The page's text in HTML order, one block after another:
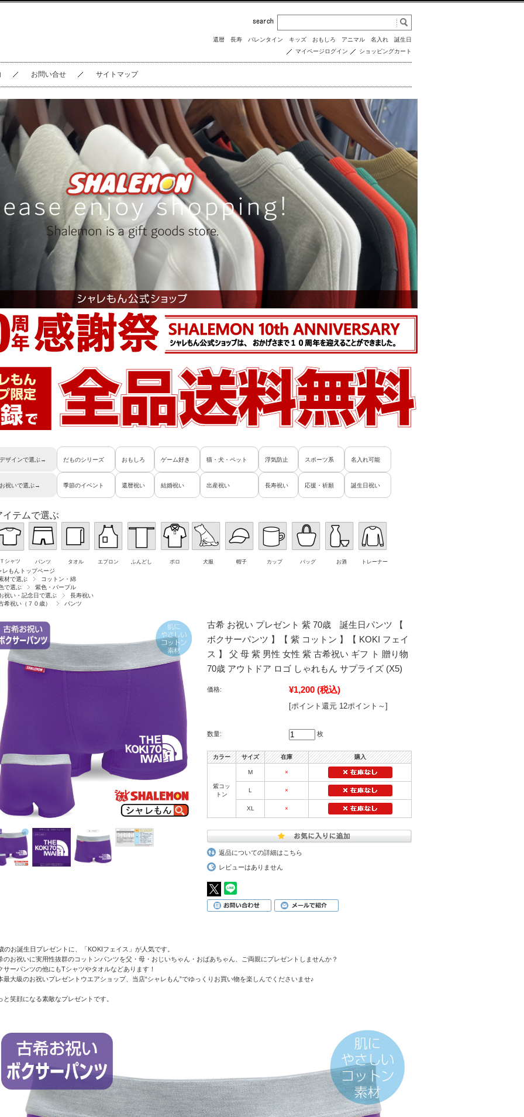
還暦 長寿 バレンタイン キッズ おもしろ アニマル 名入れ
誕生日
マイページログイン
ショッピングカート
お問い合せ サイトマップ
デザインで選ぶ→ だものシリーズ おもしろ ゲーム好き 猫・犬・ペット 浮気防止 スポーツ系 名入れ可能
お祝いで選ぶ→ 季節のイベント 還暦祝い 結婚祝い 出産祝い 長寿祝い 応援・祈願 誕生日祝い
イテムで選ぶ
Ｔシャツ パンツ タオル エプロン ふんどし ポロ 犬服 帽子 カップ バッグ お酒 トレーナー
レもんトップページ
材で選ぶ
コットン・綿
で選ぶ
紫色・パープル
祝い・記念日で選ぶ
長寿祝い
希祝い（７０歳）
パンツ
古希 お祝い プレゼント 紫 70歳 誕生日パンツ 【
ボクサーパンツ 】【 紫 コットン 】【 KOKI フェイ
ス 】 父 母 紫 男性 女性 紫 古希祝い ギフ ト 贈り物
70歳 アウトドア ロゴ しゃれもん サプライズ (X5)
価格: ¥1,200 (税込)
[ポイント還元 12ポイント～]
数量: 枚
カラー サイズ 在庫 購入
紫コッ
トン
M ×
L ×
XL ×
返品についての詳細はこちら
レビューはありません
のお誕生日プレゼントに、「KOKIフェイス」が人気です。
のお祝いに実用性抜群のコットンパンツを父・母・おじいちゃん・おばあちゃん、ご両親にプレゼントしませんか？
サーパンツの他にもTシャツやタオルなどあります！
最大級のお祝いプレゼントウエアショップ、当店“シャレもん”でゆっくりお買い物を楽しんでくださいませ♪
と笑顔になる素敵なプレゼントです。